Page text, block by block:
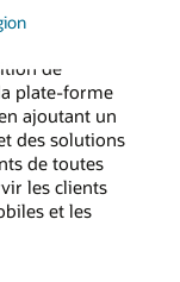
de
plate-forme
ajoutant un
des solutions
de toutes
les clients
et les